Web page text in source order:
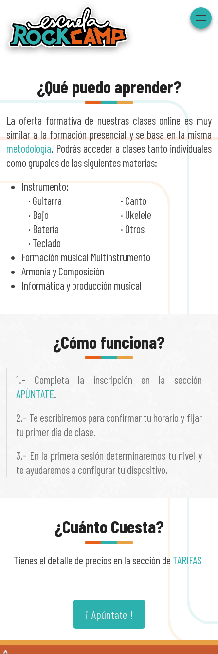
Toggle
¿Qué puedo aprender?
La oferta formativa de nuestras clases online es muy
similar a la formación presencial y se basa en la misma
metodología. Podrás acceder a clases tanto individuales
como grupales de las siguientes materias:
Instrumento:
· Guitarra
· Bajo
· Batería
· Teclado
· Canto
· Ukelele
· Otros
Formación musical Multinstrumento
Armonía y Composición
Informática y producción musical
¿Cómo funciona?
1.- Completa la inscripción en la sección
APÚNTATE.
2.- Te escribiremos para confirmar tu horario y fijar
tu primer día de clase.
3.- En la primera sesión determinaremos tu nivel y
te ayudaremos a configurar tu dispositivo.
¿Cuánto Cuesta?
Tienes el detalle de precios en la sección de TARIFAS
¡ Apúntate !